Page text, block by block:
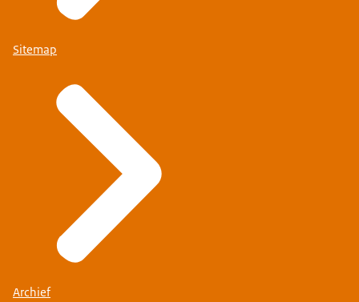
Sitemap
Archief